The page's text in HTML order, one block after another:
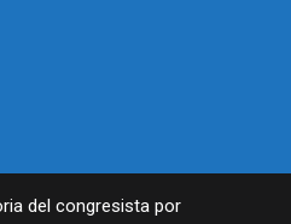
por NY George Santos